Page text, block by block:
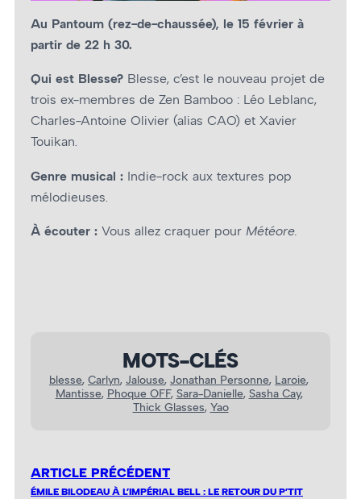
Au Pantoum (rez-de-chaussée), le 15 février à
partir de 22 h 30.
Qui est Blesse? Blesse, c’est le nouveau projet de
trois ex-membres de Zen Bamboo : Léo Leblanc,
Charles-Antoine Olivier (alias CAO) et Xavier
Touikan.
Genre musical : Indie-rock aux textures pop
mélodieuses.
À écouter : Vous allez craquer pour Météore.
MOTS-CLÉS
blesse, Carlyn, Jalouse, Jonathan Personne, Laroie
Mantisse, Phoque OFF, Sara-Danielle, Sasha Cay,
Thick Glasses, Yao
ARTICLE PRÉCÉDENT
ÉMILE BILODEAU À L’IMPÉRIAL BELL : LE RETOUR DU P’TIT